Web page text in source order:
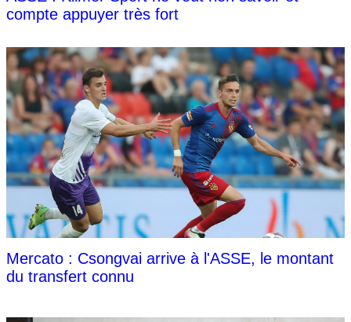
compte appuyer très fort
Mercato : Csongvai arrive à l'ASSE, le montant
du transfert connu